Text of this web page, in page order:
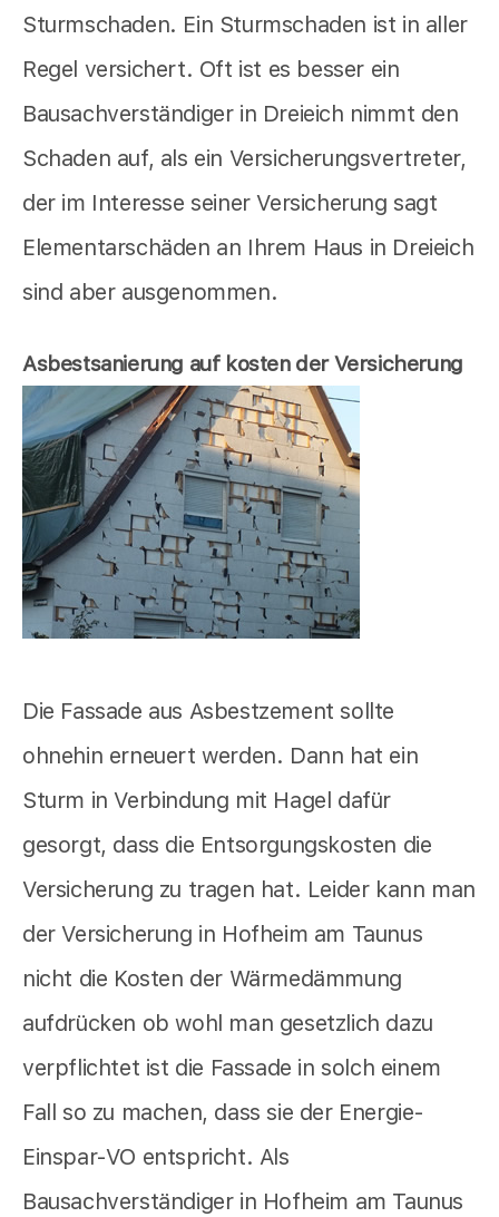
Sturmschaden. Ein Sturmschaden ist in aller
Regel versichert. Oft ist es besser ein
Bausachverständiger in Dreieich nimmt den
Schaden auf, als ein Versicherungsvertreter,
der im Interesse seiner Versicherung sagt
Elementarschäden an Ihrem Haus in Dreieich
sind aber ausgenommen.
Asbestsanierung auf kosten der Versicherung
Die Fassade aus Asbestzement sollte
ohnehin erneuert werden. Dann hat ein
Sturm in Verbindung mit Hagel dafür
gesorgt, dass die Entsorgungskosten die
Versicherung zu tragen hat. Leider kann man
der Versicherung in Hofheim am Taunus
nicht die Kosten der Wärmedämmung
aufdrücken ob wohl man gesetzlich dazu
verpflichtet ist die Fassade in solch einem
Fall so zu machen, dass sie der Energie-
Einspar-VO entspricht. Als
Bausachverständiger in Hofheim am Taunus